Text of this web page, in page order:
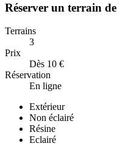
Réserver un terrain de
Terrains
3
Prix
Dès 10 €
Réservation
En ligne
Extérieur
Non éclairé
Résine
Eclairé